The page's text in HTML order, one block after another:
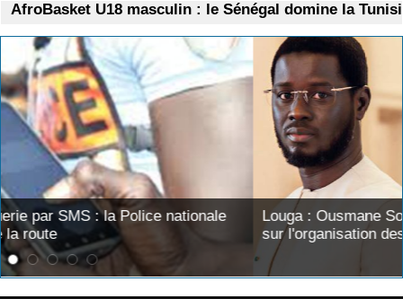
U18 masculin : le Sénégal domine la Tunisie
Louga : Ousmane Sonko interpelle le Président
sur l'organisation des élections locales